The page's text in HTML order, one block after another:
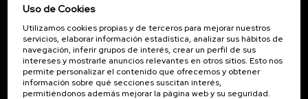
Inscríbete para ser el primero/a en recibir las
novedades de UIK.
Suscribirse
Uso de Cookies
Utilizamos cookies propias y de terceros para mejorar nuestros
servicios, elaborar información estadística, analizar sus hábitos de
navegación, inferir grupos de interés, crear un perfil de sus
intereses y mostrarle anuncios relevantes en otros sitios. Esto nos
permite personalizar el contenido que ofrecemos y obtener
información sobre qué secciones suscitan interés,
permitiéndonos además mejorar la página web y su seguridad.